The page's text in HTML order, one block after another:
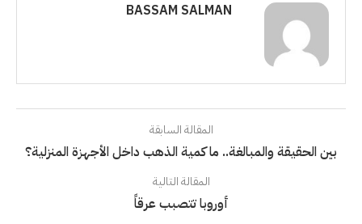
BASSAM SALMAN
المقالة السابقة
بين الحقيقة والمبالغة.. ما كمية الذهب داخل الأجهزة المنزلية؟
المقالة التالية
أوروبا تتصبب عرقاً